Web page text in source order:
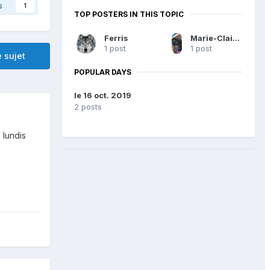
1
sujet
TOP POSTERS IN THIS TOPIC
Ferris
1 post
Marie-Claire Sahuc-hubac
1 post
POPULAR DAYS
le 16 oct. 2019
2 posts